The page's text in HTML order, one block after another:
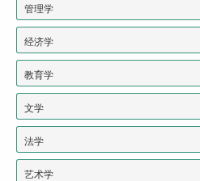
管理学
经济学
教育学
文学
法学
艺术学